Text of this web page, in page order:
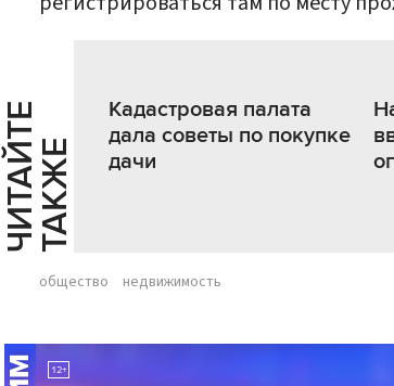
Ч
И
Т
АЙ
Т
Е
Т
А
К
ЖЕ
Кадастровая палата
дала советы по покупке
дачи
общество недвижимость